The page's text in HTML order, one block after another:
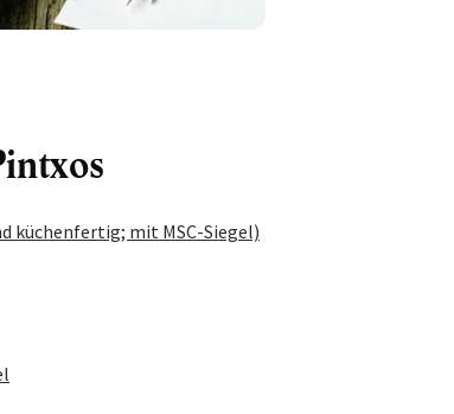
küchenfertig; mit MSC-Siegel)